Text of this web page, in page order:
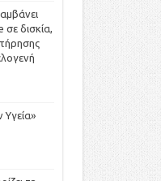
σε δισκία,
Υγεία»